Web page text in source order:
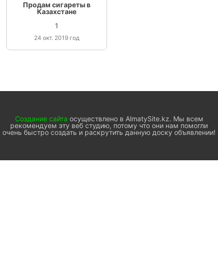
Продам сигареты в
Казахстане
1
24 окт. 2019 год
Создание сайта осуществлено в AlmatySite.kz. Мы всем
рекомендуем эту веб студию, потому что они нам помогли
очень быстро создать и раскрутить данную доску объявлении!